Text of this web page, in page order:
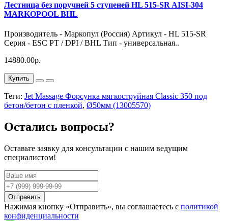
Лестница без поручней 5 ступеней HL 515-SR AISI-304
MARKOPOOL BHL
Производитель - Маркопул (Россия) Артикул - HL 515-SR
Серия - ESC PT / DPI / BHL Тип - универсальная..
14880.00р.
Купить
Теги: Jet Massage Форсунка мягкоструйная Classic 350 под
бетон/бетон с пленкой, Ø50мм (13005570)
Остались вопросы?
Оставьте заявку для консультации с нашим ведущим
специалистом!
Отправить
Нажимая кнопку «Отправить», вы соглашаетесь с политикой
конфиденциальности